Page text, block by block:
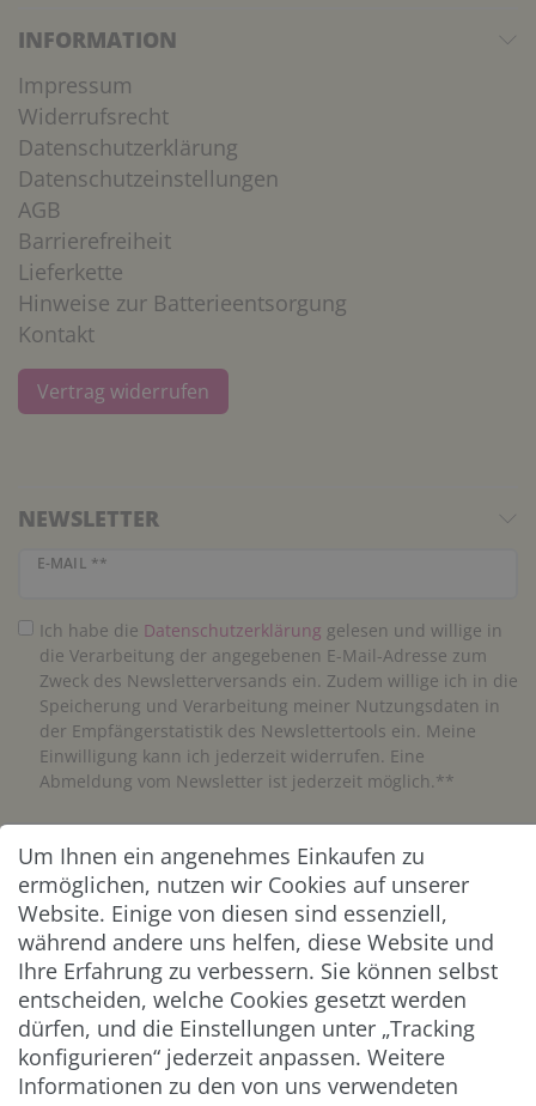
INFORMATION
Impressum
Widerrufsrecht
Datenschutzerklärung
Datenschutzeinstellungen
AGB
Barrierefreiheit
Lieferkette
Hinweise zur Batterieentsorgung
Kontakt
Vertrag widerrufen
NEWSLETTER
E-MAIL **
Newsletter Honig
Ich habe die Daten­schutz­erklärung gelesen und willige in
die Verarbeitung der angegebenen E-Mail-Adresse zum
Zweck des Newsletterversands ein. Zudem willige ich in die
Speicherung und Verarbeitung meiner Nutzungsdaten in
der Empfängerstatistik des Newslettertools ein. Meine
Einwilligung kann ich jederzeit widerrufen. Eine
Abmeldung vom Newsletter ist jederzeit möglich.**
Abonnieren
** Hierbei handelt es sich um ein Pflichtfeld.
ZAHLUNG & VERSAND
Um Ihnen ein angenehmes Einkaufen zu
ermöglichen, nutzen wir Cookies auf unserer
Website. Einige von diesen sind essenziell,
während andere uns helfen, diese Website und
Ihre Erfahrung zu verbessern. Sie können selbst
entscheiden, welche Cookies gesetzt werden
dürfen, und die Einstellungen unter „Tracking
konfigurieren“ jederzeit anpassen. Weitere
Informationen zu den von uns verwendeten